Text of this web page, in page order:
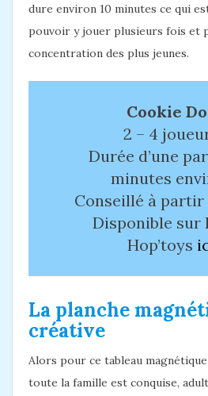
dure environ 10 minutes ce qui
pouvoir y jouer plusieurs fois et
concentration des plus jeunes.
Cookie
2 – 4
Durée d’une
minutes
Conseillé à partir
Disponible sur
Hop’toys
La planche
créative
Alors pour ce tableau
toute la famille est conquise,